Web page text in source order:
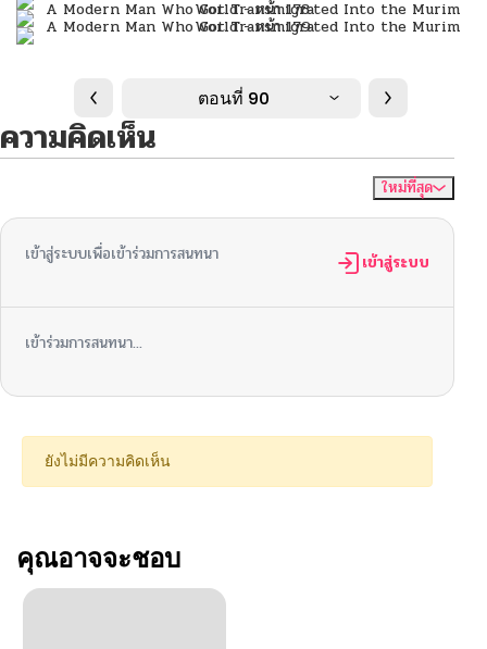
ตอนที่ 90
ความคิดเห็น
ใหม่ที่สุด
เข้าสู่ระบบเพื่อเข้าร่วมการสนทนา เข้าสู่ระบบ
เข้าร่วมการสนทนา...
ยังไม่มีความคิดเห็น
คุณอาจจะชอบ